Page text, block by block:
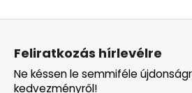
Feliratkozás hírlevélre
Ne késsen le semmiféle
kedvezményről!